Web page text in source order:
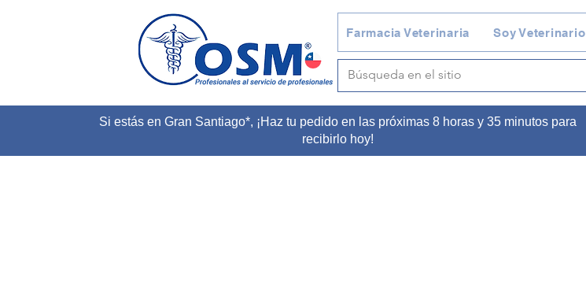
Farmacia Veterinaria Soy Veterinario
Si estás en Gran Santiago*, ¡Haz tu pedido en las próximas 8 horas y 35 minutos para
recibirlo hoy!